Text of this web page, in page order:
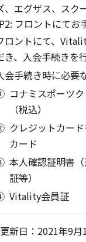
、エグザス、スク
フロントにてお
ロントにて、
き、入会手続きを
会手続き時に必要
コナミスポーツ
（税込）
クレジットカー
カード
本人確認証明書
証等）
Vitality会員証
新日：2021年9月